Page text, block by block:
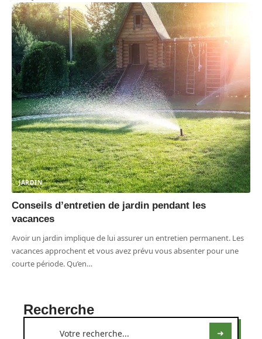
JARDIN
Conseils d’entretien de jardin pendant les
vacances
Avoir un jardin implique de lui assurer un entretien permanent. Les
vacances approchent et vous avez prévu vous absenter pour une
courte période. Qu’en…
Recherche